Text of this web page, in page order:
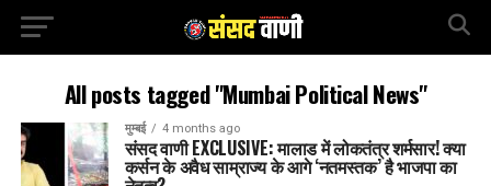
All posts tagged "Mumbai Political News"
मुम्बई 4 months ago
संसद वाणी EXCLUSIVE: मालाड में लोकतंत्र शर्मसार! क्या
कर्सन के अवैध साम्राज्य के आगे ‘नतमस्तक’ है भाजपा का